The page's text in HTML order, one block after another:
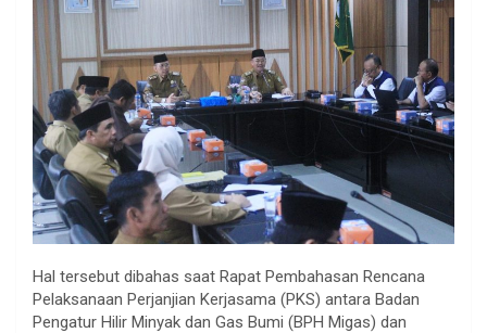
Hal tersebut dibahas saat Rapat Pembahasan Rencana
Pelaksanaan Perjanjian Kerjasama (PKS) antara Badan
Pengatur Hilir Minyak dan Gas Bumi (BPH Migas) dan